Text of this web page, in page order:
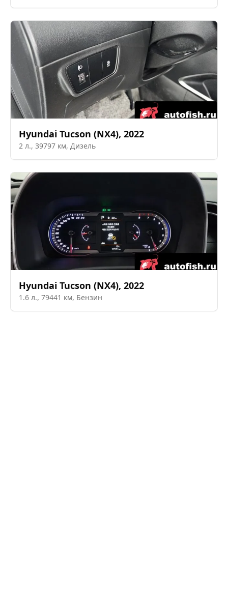
Hyundai Tucson (NX4), 2022
2 л., 39797 км, Дизель
Hyundai Tucson (NX4), 2022
1.6 л., 79441 км, Бензин